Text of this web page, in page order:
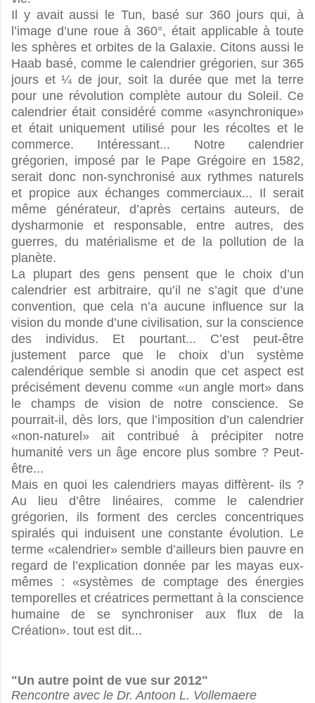
Il y avait aussi le Tun, basé sur 360 jours qui, à
l’image d’une roue à 360°, était applicable à toute
les sphères et orbites de la Galaxie. Citons aussi le
Haab basé, comme le calendrier grégorien, sur 365
jours et ¼ de jour, soit la durée que met la terre
pour une révolution complète autour du Soleil. Ce
calendrier était considéré comme «asynchronique»
et était uniquement utilisé pour les récoltes et le
commerce. Intéressant... Notre calendrier
grégorien, imposé par le Pape Grégoire en 1582,
serait donc non-synchronisé aux rythmes naturels
et propice aux échanges commerciaux... Il serait
même générateur, d’après certains auteurs, de
dysharmonie et responsable, entre autres, des
guerres, du matérialisme et de la pollution de la
planète.
La plupart des gens pensent que le choix d’un
calendrier est arbitraire, qu’il ne s’agit que d’une
convention, que cela n’a aucune influence sur la
vision du monde d’une civilisation, sur la conscience
des individus. Et pourtant... C’est peut-être
justement parce que le choix d’un système
calendérique semble si anodin que cet aspect est
précisément devenu comme «un angle mort» dans
le champs de vision de notre conscience. Se
pourrait-il, dès lors, que l’imposition d’un calendrier
«non-naturel» ait contribué à précipiter notre
humanité vers un âge encore plus sombre ? Peut-
être...
Mais en quoi les calendriers mayas diffèrent- ils ?
Au lieu d’être linéaires, comme le calendrier
grégorien, ils forment des cercles concentriques
spiralés qui induisent une constante évolution. Le
terme «calendrier» semble d’ailleurs bien pauvre en
regard de l’explication donnée par les mayas eux-
mêmes : «systèmes de comptage des énergies
temporelles et créatrices permettant à la conscience
humaine de se synchroniser aux flux de la
Création». tout est dit...
"Un autre point de vue sur 2012"
Rencontre avec le Dr. Antoon L. Vollemaere